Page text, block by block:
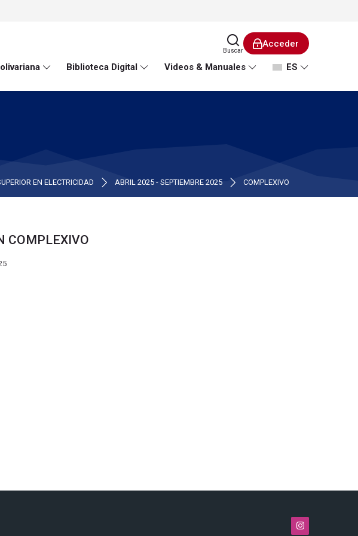
Biblioteca Digital Videos & Manuales ES
Buscar
Acceder
EN ELECTRICIDAD ABRIL 2025 - SEPTIEMBRE 2025 COMPLEXIVO
COMPLEXIVO